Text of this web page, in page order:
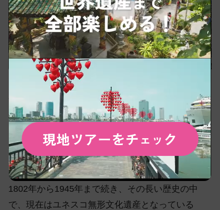
観光客のほとんどが訪れるグエン王宮はフエの象
徴的存在。威風堂々という言葉がしっくりくるほ
どの圧巻な佇まいは、143年の歴史の重みを感じさ
せます。世界遺産「フエの建造物群」で最も大き
い規模の世界遺産です。
1802年から1945年まで続き、その長い歴史の中
で、現在はユネスコ無形文化遺産となっている
現地ツアーをチェッ ク